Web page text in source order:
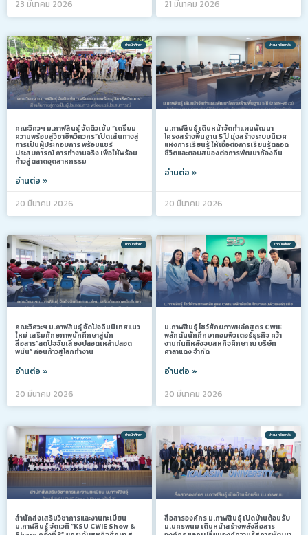
23 มีนาคม 2026
21 มีนาคม 2026
ข่าวนักศึกษา
คณะวิศวฯ ม.กาฬสินธุ์ จัดติวเข้ม “เตรียม
ความพร้อมสู่วิชาชีพวิศวกร”เปิดเส้นทางสู่
การเป็นผู้ประกอบการ พร้อมแชร์
ประสบการณ์ การทำงานจริง เพื่อให้พร้อม
ก้าวสู่ตลาดอุตสาหกรรม
อ่านต่อ »
20 มีนาคม 2026
ข่าวมหาวิทยาลัย
ม.กาฬสินธุ์ เดินหน้าจัดทำแผนพัฒนา
โครงสร้างพื้นฐาน 5 ปี มุ่งสร้างระบบนิเวศ
แห่งการเรียนรู้ ให้เอื้อต่อการเรียนรู้ตลอด
ชีวิตและตอบสนองต่อการพัฒนาท้องถิ่น
อ่านต่อ »
20 มีนาคม 2026
ข่าวนักศึกษา
คณะวิศวะฯ ม.กาฬสินธุ์ จัดปัจฉิมนิเทศแนว
ใหม่ เสริมศักยภาพนักศึกษาสู่นัก
สื่อสาร”ลดปัจจัยเสี่ยงปลอดเหล้าปลอด
พนัน” ก่อนก้าวสู่โลกทำงาน
อ่านต่อ »
20 มีนาคม 2026
ข่าวนักศึกษา
ม.กาฬสินธุ์ โชว์ศักยภาพหลักสูตร CWIE
พลักดันนักศึกษาคอมพิวเตอร์ธุรกิจ คว้า
งานทันทีหลังจบสหกิจศึกษา ณ บริษัท
ศาลาแดง จำกัด
อ่านต่อ »
20 มีนาคม 2026
ข่าวนักศึกษา
สำนักส่งเสริมวิชาการและงานทะเบียน
ม.กาฬสินธุ์ จัดเวที “KSU CWIE Show &
ข่าวมหาวิทยาลัย
สื่อสารองค์กร ม.กาฬสินธุ์ เปิดบ้านต้อนรับ
ม.นครพนม เดินหน้าสร้างพลังสื่อสาร